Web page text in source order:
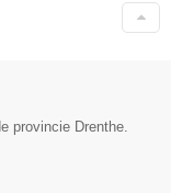
provincie Drenthe.